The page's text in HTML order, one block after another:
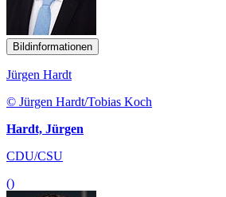
Bildinformationen
Jürgen Hardt
© Jürgen Hardt/Tobias Koch
Hardt, Jürgen
CDU/CSU
()